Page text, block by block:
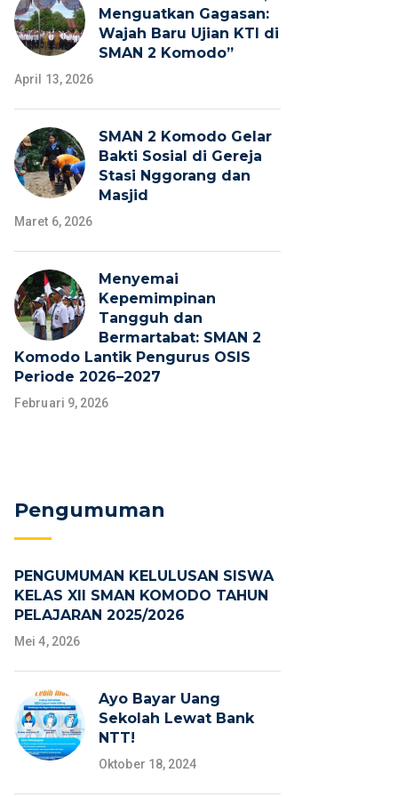
Menguatkan Gagasan:
Wajah Baru Ujian KTI di
SMAN 2 Komodo”
April 13, 2026
SMAN 2 Komodo Gelar
Bakti Sosial di Gereja
Stasi Nggorang dan
Masjid
Maret 6, 2026
Menyemai
Kepemimpinan
Tangguh dan
Bermartabat: SMAN 2
Komodo Lantik Pengurus OSIS
Periode 2026–2027
Februari 9, 2026
Pengumuman
PENGUMUMAN KELULUSAN SISWA
KELAS XII SMAN KOMODO TAHUN
PELAJARAN 2025/2026
Mei 4, 2026
Ayo Bayar Uang
Sekolah Lewat Bank
NTT!
Oktober 18, 2024